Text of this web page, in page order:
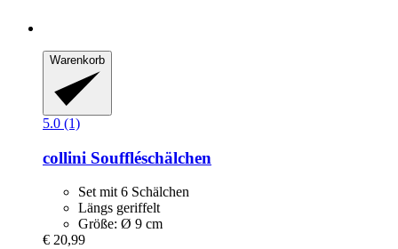
Warenkorb
5.0 (1)
collini Souffléschälchen
Set mit 6 Schälchen
Längs geriffelt
Größe: Ø 9 cm
€ 20,99